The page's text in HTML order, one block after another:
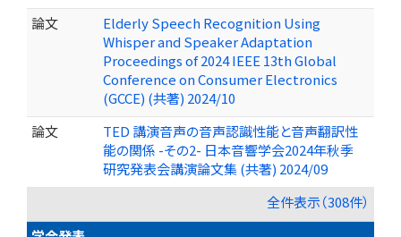
論文
Elderly Speech Recognition Using
Whisper and Speaker Adaptation
Proceedings of 2024 IEEE 13th Global
Conference on Consumer Electronics
(GCCE) (共著) 2024/10
論文
TED 講演音声の音声認識性能と音声翻訳性
能の関係 -その2- 日本音響学会2024年秋季
研究発表会講演論文集 (共著) 2024/09
全件表示（308件）